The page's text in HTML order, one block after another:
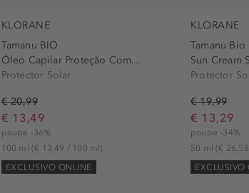
KLORANE
Tamanu BIO
Óleo Capilar Proteção Com...
Protector Solar
€ 20,99
€ 13,49
poupe -36%
100 ml (€ 13,49 / 100 ml)
EXCLUSIVO ONLINE
KLORANE
Tamanu Bio
Sun Cream
Protector
€ 19,99
€ 13,29
poupe -34%
50 ml(€
EXCLUSIVO